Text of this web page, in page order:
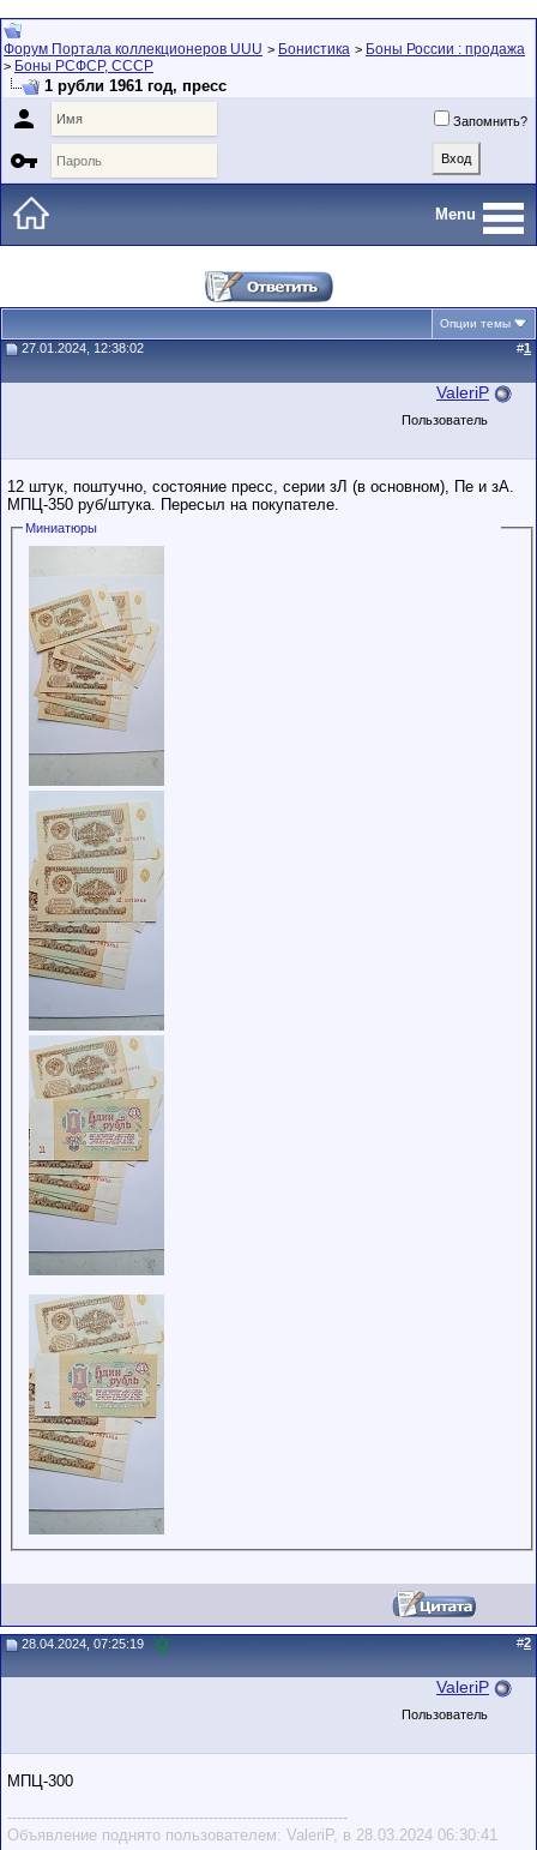
Форум Портала коллекционеров UUU > Бонистика > Боны России : продажа
> Боны РСФСР, СССР
1 рубли 1961 год, пресс
 Запомнить?

Menu
Опции темы
27.01.2024, 12:38:02 #1
ValeriP
Пользователь
12 штук, поштучно, состояние пресс, серии зЛ (в основном), Пе и зА.
МПЦ-350 руб/штука. Пересыл на покупателе.
Миниатюры
28.04.2024, 07:25:19 #2
ValeriP
Пользователь
МПЦ-300
-----------------------------------------------------------------------
Объявление поднято пользователем: ValeriP, в 28.03.2024 06:30:41